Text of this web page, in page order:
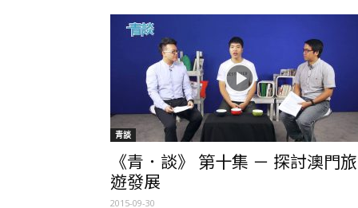
青談
《青．談》 第十集 － 探討澳門旅
遊發展
2015-09-30